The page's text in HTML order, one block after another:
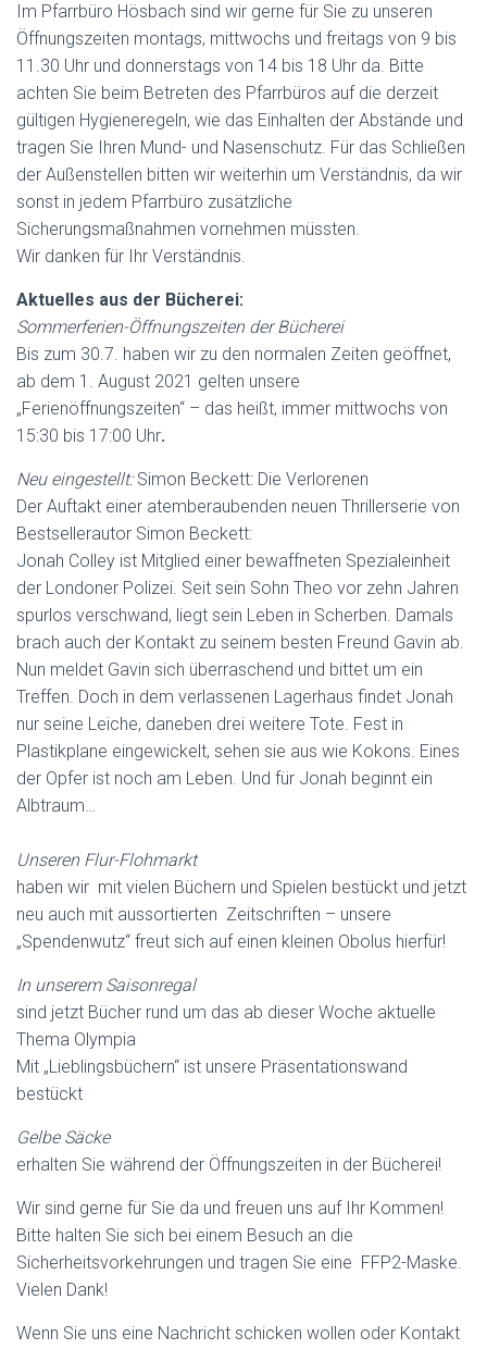
Im Pfarrbüro Hösbach sind wir gerne für Sie zu unseren
Öffnungszeiten montags, mittwochs und freitags von 9 bis
11.30 Uhr und donnerstags von 14 bis 18 Uhr da. Bitte
achten Sie beim Betreten des Pfarrbüros auf die derzeit
gültigen Hygieneregeln, wie das Einhalten der Abstände und
tragen Sie Ihren Mund- und Nasenschutz. Für das Schließen
der Außenstellen bitten wir weiterhin um Verständnis, da wir
sonst in jedem Pfarrbüro zusätzliche
Sicherungsmaßnahmen vornehmen müssten.
Wir danken für Ihr Verständnis.
Aktuelles aus der Bücherei:
Sommerferien-Öffnungszeiten der Bücherei
Bis zum 30.7. haben wir zu den normalen Zeiten geöffnet,
ab dem 1. August 2021 gelten unsere
„Ferienöffnungszeiten“ – das heißt, immer mittwochs von
15:30 bis 17:00 Uhr.
Neu eingestellt:Simon Beckett: Die Verlorenen
Der Auftakt einer atemberaubenden neuen Thrillerserie von
Bestsellerautor Simon Beckett:
Jonah Colley ist Mitglied einer bewaffneten Spezialeinheit
der Londoner Polizei. Seit sein Sohn Theo vor zehn Jahren
spurlos verschwand, liegt sein Leben in Scherben. Damals
brach auch der Kontakt zu seinem besten Freund Gavin ab.
Nun meldet Gavin sich überraschend und bittet um ein
Treffen. Doch in dem verlassenen Lagerhaus findet Jonah
nur seine Leiche, daneben drei weitere Tote. Fest in
Plastikplane eingewickelt, sehen sie aus wie Kokons. Eines
der Opfer ist noch am Leben. Und für Jonah beginnt ein
Albtraum…
Unseren Flur-Flohmarkt
haben wir mit vielen Büchern und Spielen bestückt und jetzt
neu auch mit aussortierten Zeitschriften – unsere
„Spendenwutz“ freut sich auf einen kleinen Obolus hierfür!
In unserem Saisonregal
sind jetzt Bücher rund um das ab dieser Woche aktuelle
Thema Olympia
Mit „Lieblingsbüchern“ ist unsere Präsentationswand
bestückt
Gelbe Säcke
erhalten Sie während der Öffnungszeiten in der Bücherei!
Wir sind gerne für Sie da und freuen uns auf Ihr Kommen!
Bitte halten Sie sich bei einem Besuch an die
Sicherheitsvorkehrungen und tragen Sie eine FFP2-Maske.
Vielen Dank!
Wenn Sie uns eine Nachricht schicken wollen oder Kontakt